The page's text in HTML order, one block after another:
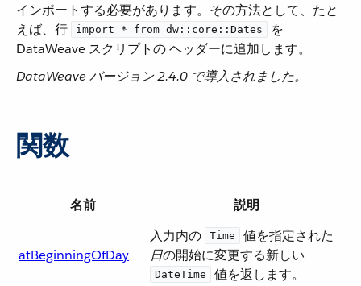
インポートする必要があります。その方法として、たと
えば、行 ​
import * from dw::core::Dates
​ を
DataWeave スクリプトの ヘッダーに追加します。
DataWeave バージョン 2.4.0 で導入されました。
関数
名前 説明
atBeginningOfDay
入力内の ​ Time
​ 値を指定された​
日​の開始に変更する新しい ​
DateTime ​ 値を返します。